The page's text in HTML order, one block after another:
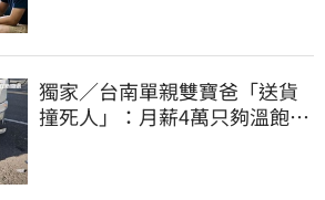
獨家／台南單親雙寶爸「送貨
撞死人」：月薪4萬只夠溫飽